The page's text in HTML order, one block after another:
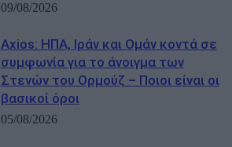
09/08/2026
Axios: ΗΠΑ, Ιράν και Ομάν κοντά σε
συμφωνία για το άνοιγμα των
Στενών του Ορμούζ – Ποιοι είναι οι
βασικοί όροι
05/08/2026